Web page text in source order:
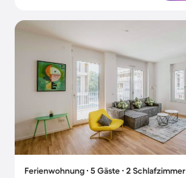
Ferienwohnung ∙ 5 Gäste ∙ 2 Schlafzimmer